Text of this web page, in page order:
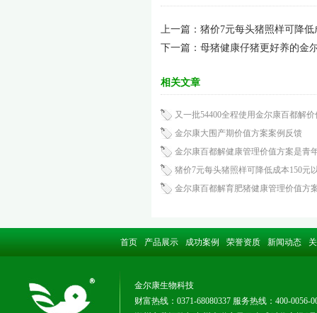
上一篇： 猪价7元每头猪照样可降
下一篇： 母猪健康仔猪更好养的金
相关文章
又一批54400全程使用金尔康百都解价
金尔康大围产期价值方案案例反馈
金尔康百都解健康管理价值方案是青
猪价7元每头猪照样可降低成本150元
金尔康百都解育肥猪健康管理价值方
首页 产品展示 成功案例 荣誉资质 新闻动态
金尔康生物科技
财富热线：0371-68080337 服务热线：400-0056-